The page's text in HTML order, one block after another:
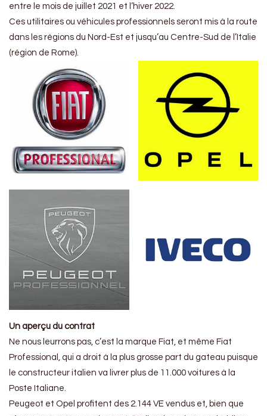
entre le mois de juillet 2021 et l’hiver 2022.
Ces utilitaires ou véhicules professionnels seront mis à la route
dans les régions du Nord-Est et jusqu’au Centre-Sud de l’Italie
(région de Rome).
Un aperçu du contrat
Ne nous leurrons pas, c’est la marque Fiat, et même Fiat
Professional, qui a droit à la plus grosse part du gateau puisque
le constructeur italien va livrer plus de 11.000 voitures à la
Poste Italiane.
Peugeot et Opel profitent des 2.144 VE vendus et, bien que